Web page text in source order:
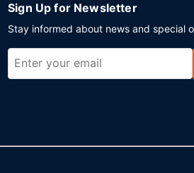
Sign Up for Newsletter
Stay informed about news and special